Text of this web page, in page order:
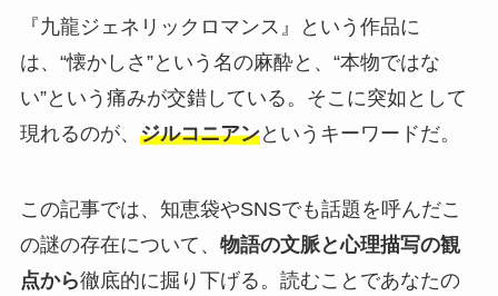
『九龍ジェネリックロマンス』という作品に
は、“懐かしさ”という名の麻酔と、“本物ではな
い”という痛みが交錯している。そこに突如として
現れるのが、 ジルコニアンというキーワードだ。
この記事では、知恵袋やSNSでも話題を呼んだこ
の謎の存在について、 物語の文脈と心理描写の観
点から徹底的に掘り下げる。読むことであなたの